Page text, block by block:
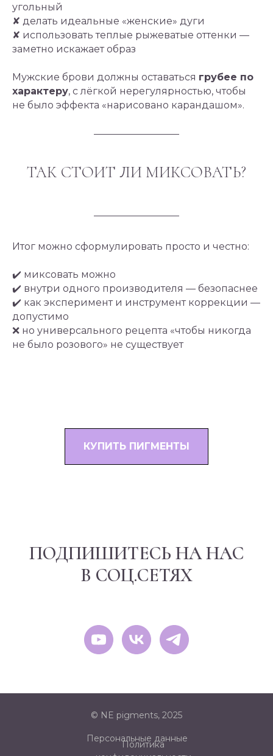
угольный
✘ делать идеальные «женские» дуги
✘ использовать теплые рыжеватые оттенки —
заметно искажает образ
Мужские брови должны оставаться грубее по
характеру, с лёгкой нерегулярностью, чтобы
не было эффекта «нарисовано карандашом».
ТАК СТОИТ ЛИ МИКСОВАТЬ?
Итог можно сформулировать просто и честно:
✔️ миксовать можно
✔️ внутри одного производителя — безопаснее
✔️ как эксперимент и инструмент коррекции —
допустимо
❌ но универсального рецепта «чтобы никогда
не было розового» не существует
КУПИТЬ ПИГМЕНТЫ
ПОДПИШИТЕСЬ НА НАС
В СОЦ.СЕТЯХ
© NE pigments, 2025
Персональные данные
Политика